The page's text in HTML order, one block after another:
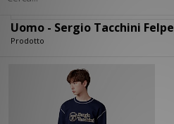
Uomo - Sergio Tacchini Felpe
Prodotto